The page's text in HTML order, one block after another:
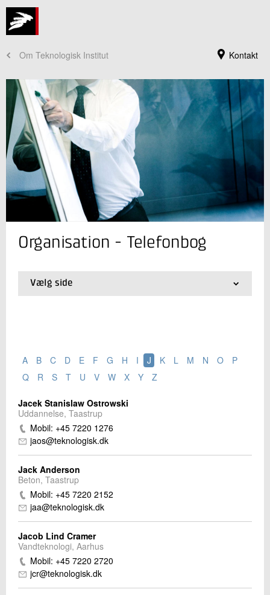
Kontakt
Om Teknologisk Institut
+45 72 20 20 00
Kontakt os
Organisation - Telefonbog
Vælg side
01.Ledelse
06.
Stabsfunktioner
07.
Datterselskaber
09. Telefonbog
A B C D E F G H I J K L M N O
P
Q
R S T U V W X Y Z
Jacek Stanislaw Ostrowski
Uddannelse, Taastrup
Mobil: +45 7220 1276
jaos@teknologisk.dk
Jack Anderson
Beton, Taastrup
Mobil: +45 7220 2152
jaa@teknologisk.dk
Jacob Lind Cramer
Vandteknologi, Aarhus
Mobil: +45 7220 2720
jcr@teknologisk.dk